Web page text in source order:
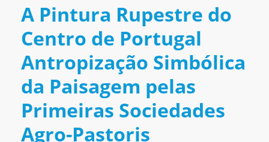
A Pintura Rupestre do
Centro de Portugal
Antropização Simbólica
da Paisagem pelas
Primeiras Sociedades
Agro-Pastoris